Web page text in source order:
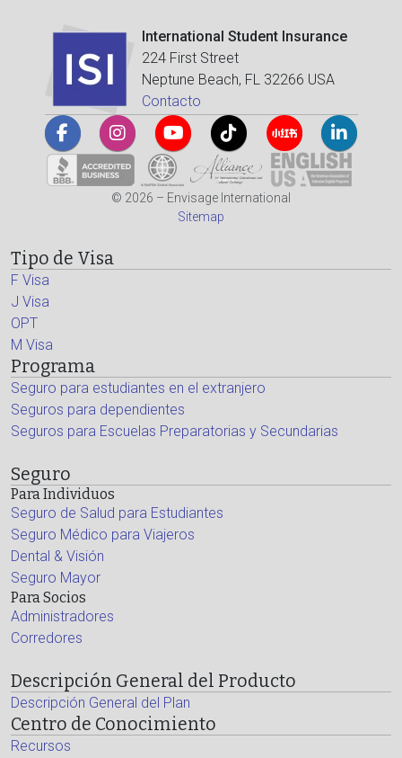
International Student Insurance
224 First Street
Neptune Beach, FL 32266 USA
Contacto
© 2026 – Envisage International
Sitemap
Tipo de Visa
F Visa
J Visa
OPT
M Visa
Programa
Seguro para estudiantes en el extranjero
Seguros para dependientes
Seguros para Escuelas Preparatorias y Secundarias
Seguro
Para Individuos
Seguro de Salud para Estudiantes
Seguro Médico para Viajeros
Dental & Visión
Seguro Mayor
Para Socios
Administradores
Corredores
Descripción General del Producto
Descripción General del Plan
Centro de Conocimiento
Recursos